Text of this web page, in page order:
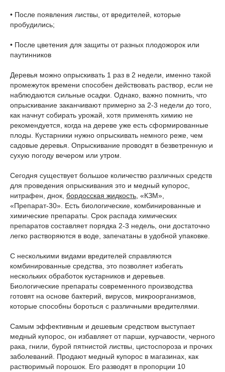
• После появления листвы, от вредителей, которые
пробудились;
• После цветения для защиты от разных плодожорок или
паутинников
Деревья можно опрыскивать 1 раз в 2 недели, именно такой
промежуток времени способен действовать раствор, если не
наблюдаются сильные осадки. Однако, важно помнить, что
опрыскивание заканчивают примерно за 2-3 недели до того,
как начнут собирать урожай, хотя применять химию не
рекомендуется, когда на дереве уже есть сформированные
плоды. Кустарники нужно опрыскивать немного реже, чем
садовые деревья. Опрыскивание проводят в безветренную и
сухую погоду вечером или утром.
Сегодня существует большое количество различных средств
для проведения опрыскивания это и медный купорос,
нитрафен, днок, бордосская жидкость , «КЗМ»,
«Препарат-30». Есть биологические, комбинированные и
химические препараты. Срок распада химических
препаратов составляет порядка 2-3 недель, они достаточно
легко растворяются в воде, запечатаны в удобной упаковке.
С несколькими видами вредителей справляются
комбинированные средства, это позволяет избегать
нескольких обработок кустарников и деревьев.
Биологические препараты современного производства
готовят на основе бактерий, вирусов, микроорганизмов,
которые способны бороться с различными вредителями.
Самым эффективным и дешевым средством выступает
медный купорос, он избавляет от парши, курчавости, черного
рака, гнили, бурой пятнистой листвы, цистоспороза и прочих
заболеваний. Продают медный купорос в магазинах, как
растворимый порошок. Его разводят в пропорции 10